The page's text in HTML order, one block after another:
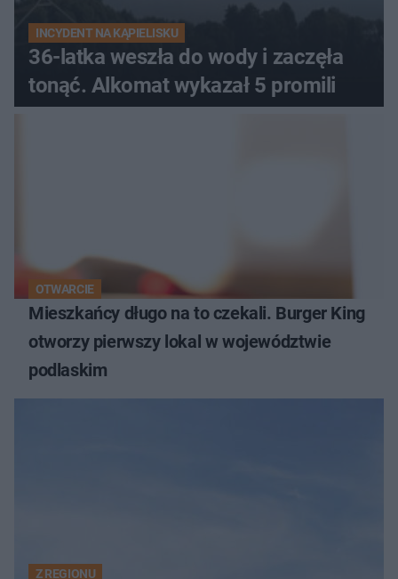
INCYDENT NA KĄPIELISKU
36-latka weszła do wody i zaczęła
tonąć. Alkomat wykazał 5 promili
OTWARCIE
Mieszkańcy długo na to czekali. Burger King
otworzy pierwszy lokal w województwie
podlaskim
Z REGIONU